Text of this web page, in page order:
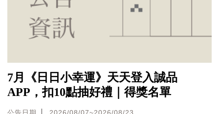
7月《日日小幸運》天天登入誠品
APP，扣10點抽好禮｜得獎名單